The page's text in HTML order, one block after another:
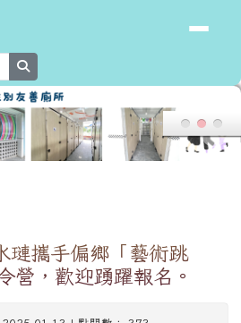
璉攜手偏鄉「藝術跳
營，歡迎踴躍報名。